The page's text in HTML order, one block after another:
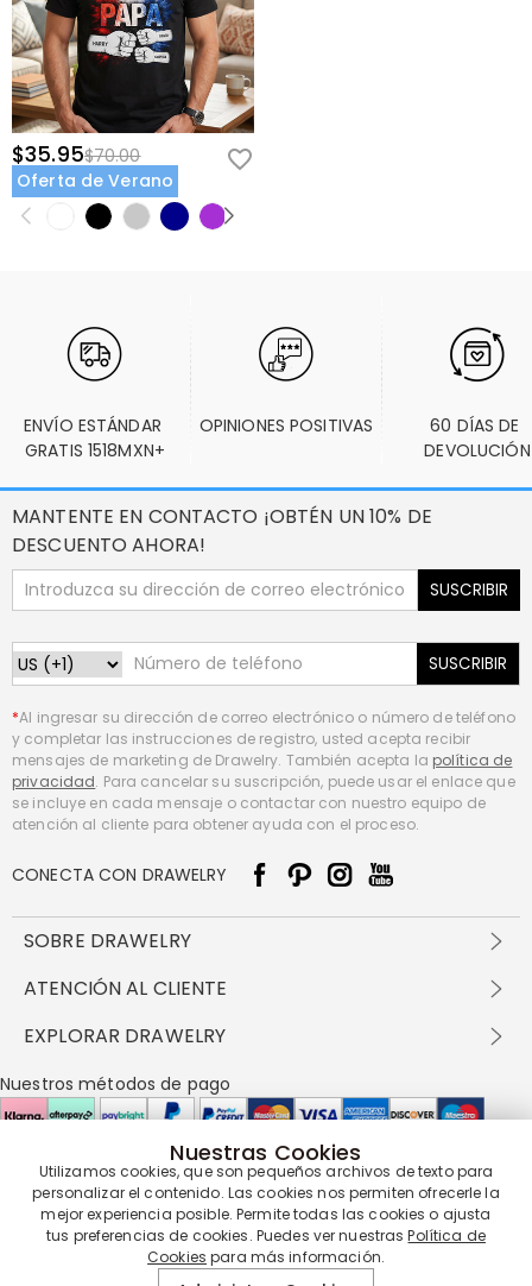
$35.95$70.00
Oferta de Verano
ENVÍO ESTÁNDAR
GRATIS 1518MXN+
OPINIONES POSITIVAS
60 DÍAS DE
DEVOLUCIÓN
MANTENTE EN CONTACTO ¡OBTÉN UN 10% DE
DESCUENTO AHORA!
SUSCRIBIR
SUSCRIBIR
*Al ingresar su dirección de correo electrónico o número de teléfono
y completar las instrucciones de registro, usted acepta recibir
mensajes de marketing de Drawelry. También acepta la política de
privacidad. Para cancelar su suscripción, puede usar el enlace que
se incluye en cada mensaje o contactar con nuestro equipo de
atención al cliente para obtener ayuda con el proceso.
CONECTA CON DRAWELRY
SOBRE DRAWELRY
Sobre nosotros
política de privacidad
Preguntas frecuentes
ATENCIÓN AL CLIENTE
Envío y entrega
Devolución en 60 días
Cómo cuidar
EXPLORAR DRAWELRY
Drawelry Prime
Programa de Recompensas
Nuestros métodos de pago
Nuestros socios de entrega
Nuestra garantía de servicio
Nuestras Cookies
Utilizamos cookies, que son pequeños archivos de texto para
personalizar el contenido. Las cookies nos permiten ofrecerle la
mejor experiencia posible. Permite todas las cookies o ajusta
tus preferencias de cookies. Puedes ver nuestrasPolítica de
Cookies para más información.